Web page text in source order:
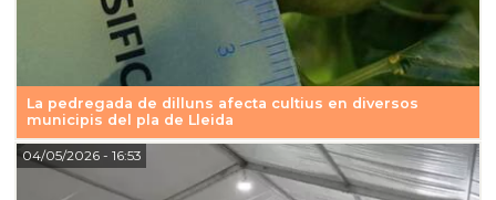
La pedregada de dilluns afecta cultius en diversos
municipis del pla de Lleida
04/05/2026- 16:53